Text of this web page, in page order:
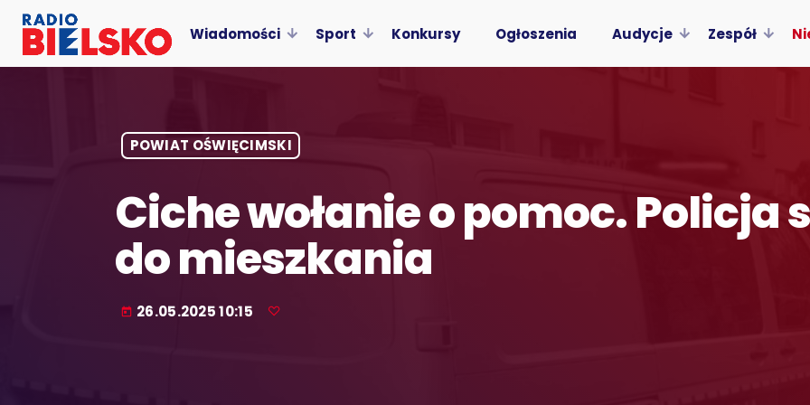
Wiadomości Sport Konkursy Ogłoszenia Audycje Zespół
POWIAT OŚWIĘCIMSKI
Ciche wołanie o pomoc. Policja
do mieszkania
today 26.05.2025 10:15